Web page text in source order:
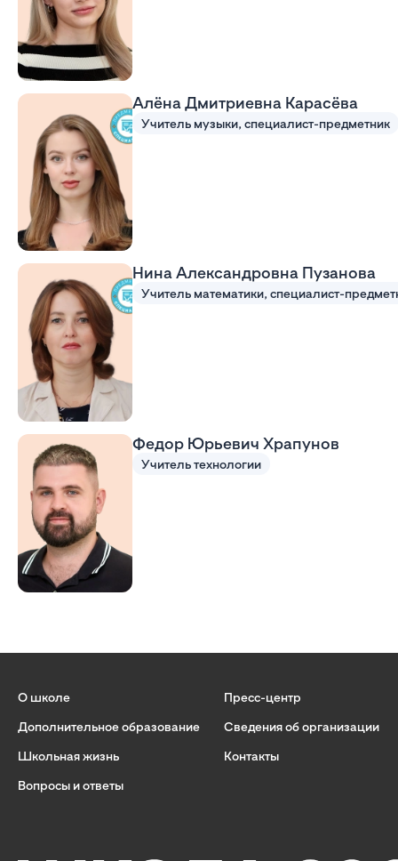
Алёна Дмитриевна Карасёва
Учитель музыки, специалист-предметник
Нина Александровна Пузанова
Учитель математики, специалист-
Федор Юрьевич Храпунов
Учитель технологии
О школе
Дополнительное образование
Школьная жизнь
Вопросы и ответы
Пресс-центр
Сведения об организации
Контакты